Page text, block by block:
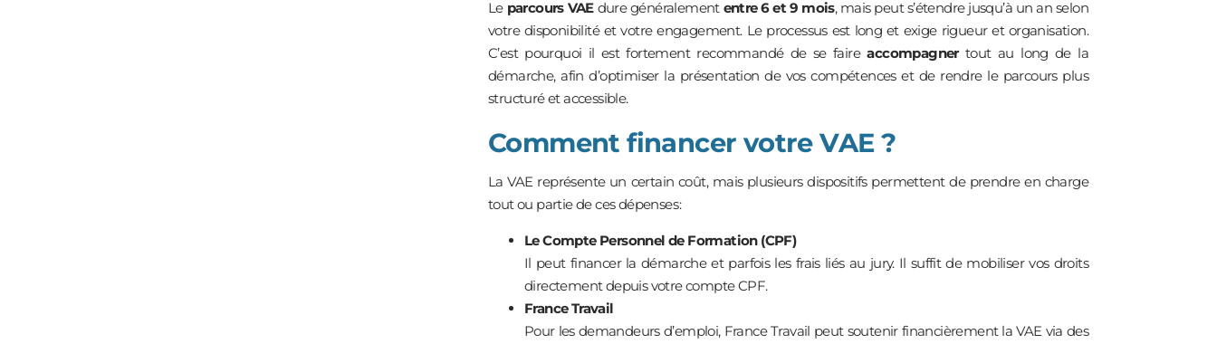
Le parcours VAEdure généralement entre 6 et 9 mois, mais peut s’étendre jusqu’à un an selon
votre disponibilité et votre engagement. Le processus est long et exige rigueur et organisation.
C’est pourquoi il est fortement recommandé de se faireaccompagnertout au long de la
démarche, afin d’optimiser la présentation de vos compétences et de rendre le parcours plus
structuré et accessible.
Comment financer votre VAE ?
La VAE représente un certain coût, mais plusieurs dispositifs permettent de prendre en charge
tout ou partie de ces dépenses :
Le Compte Personnel de Formation (CPF)
Il peut financer la démarche et parfois les frais liés au jury. Il suffit de mobiliser vos droits
directement depuis votre compte CPF.
France Travail
Pour les demandeurs d’emploi, France Travail peut soutenir financièrement la VAE via des